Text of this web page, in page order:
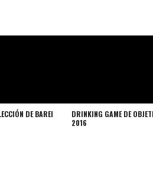
DE BAREI
DRINKING GAME DE
2016